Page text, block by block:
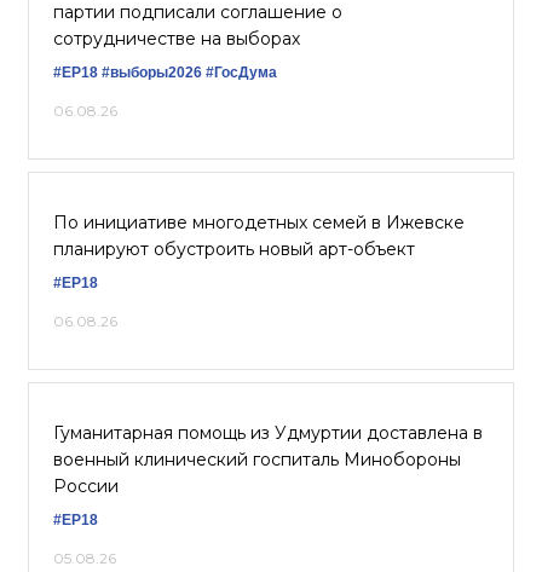
партии подписали соглашение о
сотрудничестве на выборах
#ЕР18 #выборы2026 #ГосДума
06.08.26
По инициативе многодетных семей в Ижевске
планируют обустроить новый арт-объект
#ЕР18
06.08.26
Гуманитарная помощь из Удмуртии доставлена в
военный клинический госпиталь Минобороны
России
#ЕР18
05.08.26